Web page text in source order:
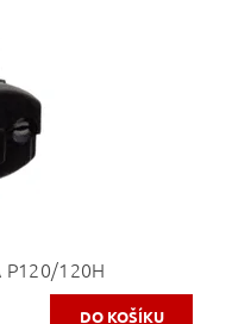
P120/120H